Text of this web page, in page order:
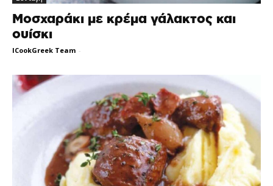
Μοσχαράκι με κρέμα γάλακτος και
ουίσκι
ICookGreek Team -